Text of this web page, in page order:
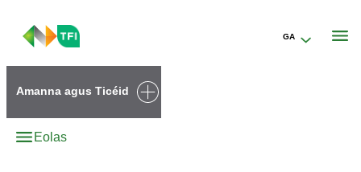
Go to the transportforireland.ie homepage (opens in a new tab)
GA
Amanna agus Ticéid
Eolas